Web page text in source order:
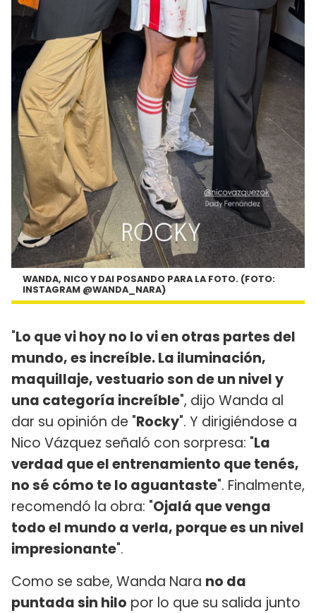
WANDA, NICO Y DAI POSANDO PARA LA FOTO. (FOTO:
INSTAGRAM @WANDA_NARA)
"Lo que vi hoy no lo vi en otras partes del
mundo, es increíble. La iluminación,
maquillaje, vestuario son de un nivel y
una categoría increíble", dijo Wanda al
dar su opinión de "Rocky". Y dirigiéndose a
Nico Vázquez señaló con sorpresa: "La
verdad que el entrenamiento que tenés,
no sé cómo te lo aguantaste". Finalmente,
recomendó la obra: "Ojalá que venga
todo el mundo a verla, porque es un nivel
impresionante".
Como se sabe, Wanda Nara no da
puntada sin hilo por lo que su salida junto